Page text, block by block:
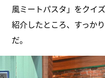
風ミートパスタ」をクイ
紹介したところ、すっか
だ。